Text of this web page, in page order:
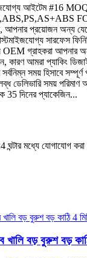
আইটেম #16
আপনার প্রয়োজন অন্য
সারফেস
OEM গ্রাহকরা আপনার
কারণ আমরা প্যাকিং
সময় হিসাবে সম্পূর্ণ
ডেলিভারি সময় পরিমাণ
35 দিনের প্যাকেজিন...
মধ্যে যোগাযোগ করা
খালি বড় বুরুশ বড়